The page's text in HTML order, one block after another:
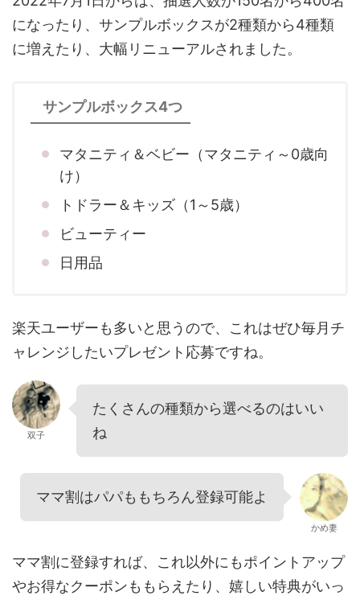
になったり、サンプルボックスが2種類から4種類
に増えたり、大幅リニューアルされました。
サンプルボックス4つ
マタニティ＆ベビー（マタニティ～0歳向
け）
トドラー＆キッズ（1～5歳）
ビューティー
日用品
楽天ユーザーも多いと思うので、これはぜひ毎月チ
ャレンジしたいプレゼント応募ですね。
双子
たくさんの種類から選べるのはいい
ね
ママ割はパパももちろん登録可能よ
かめ妻
ママ割に登録すれば、これ以外にもポイントアップ
やお得なクーポンももらえたり、嬉しい特典がいっ